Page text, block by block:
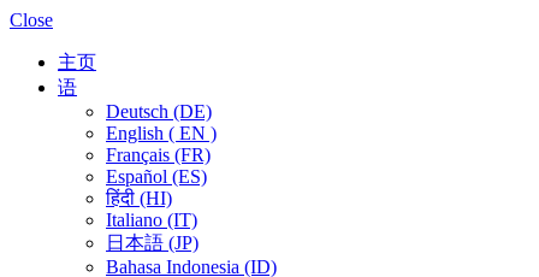
Close
主页
语
Deutsch (DE)
English ( EN )
Français (FR)
Español (ES)
हिंदी (HI)
Italiano (IT)
日本語 (JP)
Bahasa Indonesia (ID)